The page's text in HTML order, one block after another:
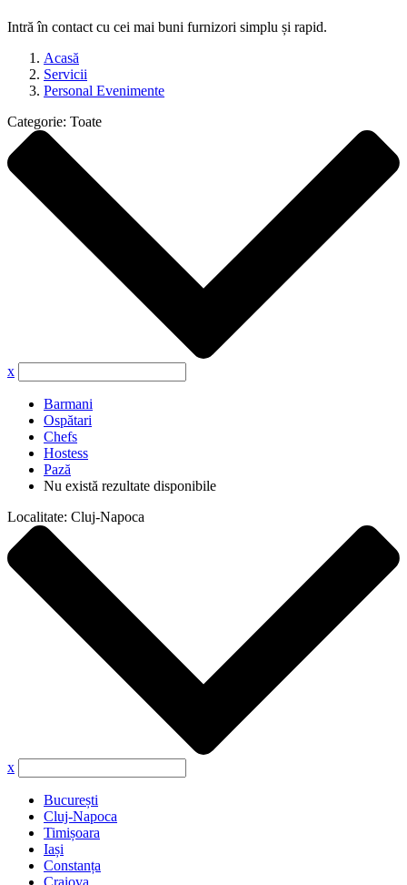
Intră în contact cu cei mai buni furnizori simplu și rapid.
Acasă
Servicii
Personal Evenimente
Categorie: Toate
x
Barmani
Ospătari
Chefs
Hostess
Pază
Nu există rezultate disponibile
Localitate: Cluj-Napoca
x
București
Cluj-Napoca
Timișoara
Iași
Constanța